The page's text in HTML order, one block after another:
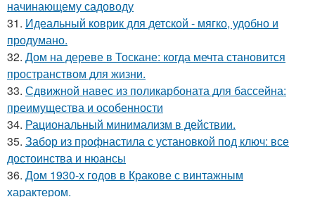
начинающему садоводу
31. Идеальный коврик для детской - мягко, удобно и
продумано.
32. Дом на дереве в Тоскане: когда мечта становится
пространством для жизни.
33. Сдвижной навес из поликарбоната для бассейна:
преимущества и особенности
34. Рациональный минимализм в действии.
35. Забор из профнастила с установкой под ключ: все
достоинства и нюансы
36. Дом 1930-х годов в Кракове с винтажным
характером.